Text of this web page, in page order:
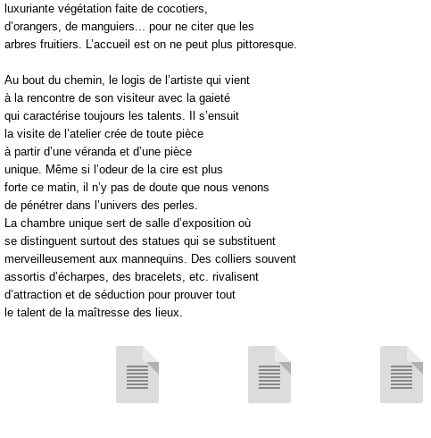
luxuriante végétation faite de cocotiers,
d’orangers, de manguiers... pour ne citer que les
arbres fruitiers. L’accueil est on ne peut plus pittoresque.
Au bout du chemin, le logis de l’artiste qui vient
à la rencontre de son visiteur avec la gaieté
qui caractérise toujours les talents. Il s’ensuit
la visite de l’atelier crée de toute pièce
à partir d’une véranda et d’une pièce
unique. Même si l’odeur de la cire est plus
forte ce matin, il n’y pas de doute que nous venons
de pénétrer dans l’univers des perles.
La chambre unique sert de salle d’exposition où
se distinguent surtout des statues qui se substituent
merveilleusement aux mannequins. Des colliers souvent
assortis d’écharpes, des bracelets, etc. rivalisent
d’attraction et de séduction pour prouver tout
le talent de la maîtresse des lieux.